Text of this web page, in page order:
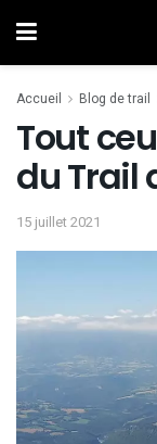
Accueil Blog de trail
Tout
du Trail
15 juillet 2021